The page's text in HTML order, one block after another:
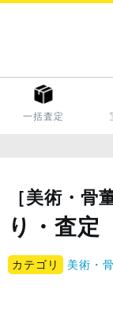
一括査定
［美術・骨
り・査定
カテゴリ 美術・